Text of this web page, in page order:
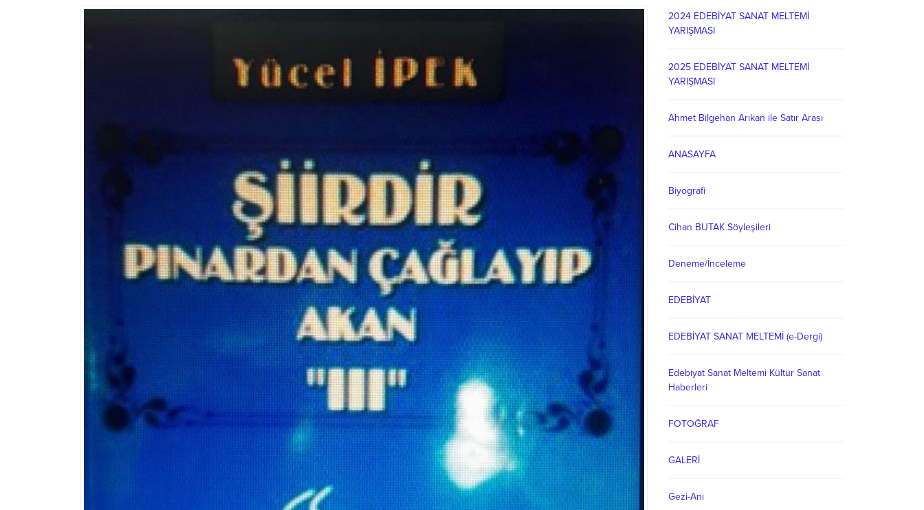
2024 EDEBİYAT SANAT MELTEMİ
YARIŞMASI
2025 EDEBİYAT SANAT MELTEMİ
YARIŞMASI
Ahmet Bilgehan Arıkan ile Satır Arası
ANASAYFA
Biyografi
Cihan BUTAK Söyleşileri
Deneme/İnceleme
EDEBİYAT
EDEBİYAT SANAT MELTEMİ (e-Dergi)
Edebiyat Sanat Meltemi Kültür Sanat
Haberleri
FOTOĞRAF
GALERİ
Gezi-Anı